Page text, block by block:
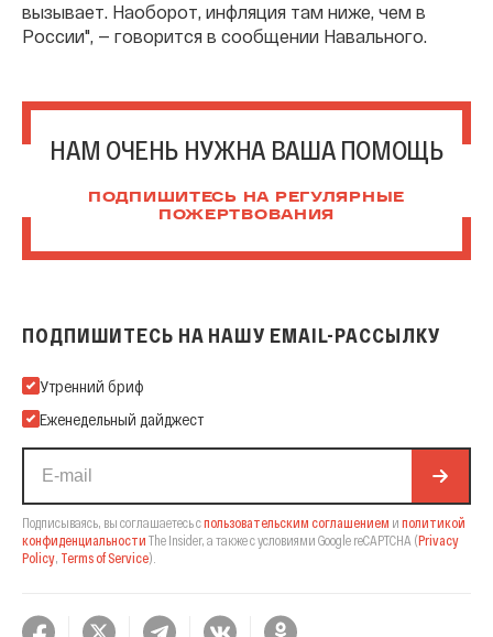
вызывает. Наоборот, инфляция там ниже, чем в
России", — говорится в сообщении Навального.
НАМ ОЧЕНЬ НУЖНА ВАША ПОМОЩЬ
ПОДПИШИТЕСЬ НА РЕГУЛЯРНЫЕ
ПОЖЕРТВОВАНИЯ
ПОДПИШИТЕСЬ НА НАШУ EMAIL-РАССЫЛКУ
Подпишитесь на нашу Email-рассылку
Утренний бриф
Еженедельный дайджест
Подписываясь, вы соглашаетесь спользовательским соглашением и политикой
конфиденциальности The Insider, а также с условиями Google reCAPTCHA (Privacy
Policy, Terms of Service).